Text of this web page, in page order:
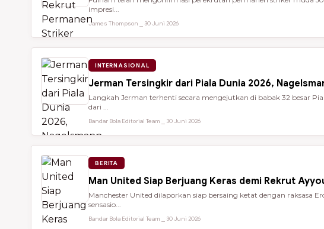
impresi...
James Thompson ⎯ 30 Juni 2026
INTERNASIONAL
Jerman Tersingkir dari Piala Dunia 2026,
Langkah Jerman terhenti secara mengejutkan di babak 32 besar
dari ...
Bandar Bola Editorial Team ⎯ 30 Juni 2026
BERITA
Man United Siap Berjuang Keras demi Rekrut
Manchester United dilaporkan siap bersaing ketat dengan raksasa
sensasio...
Bandar Bola Editorial Team ⎯ 30 Juni 2026